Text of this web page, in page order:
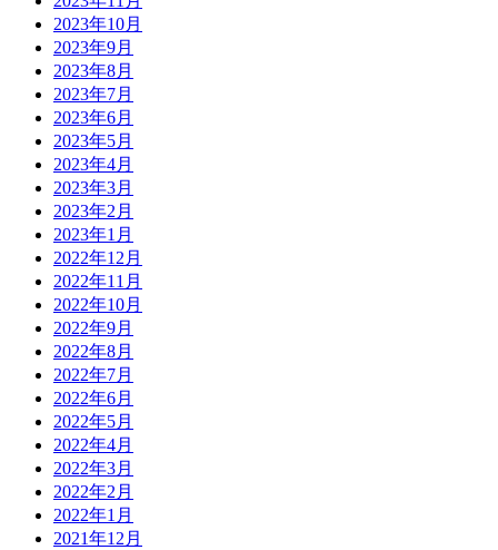
2023年10月
2023年9月
2023年8月
2023年7月
2023年6月
2023年5月
2023年4月
2023年3月
2023年2月
2023年1月
2022年12月
2022年11月
2022年10月
2022年9月
2022年8月
2022年7月
2022年6月
2022年5月
2022年4月
2022年3月
2022年2月
2022年1月
2021年12月